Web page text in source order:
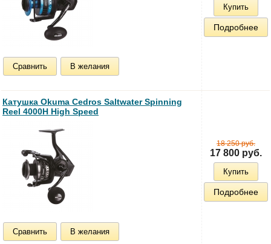
Сравнить В желания
Купить
Подробнее
Катушка Okuma Cedros Saltwater Spinning
Reel 4000H High Speed
Сравнить В желания
18 250 руб.
17 800 руб.
Купить
Подробнее